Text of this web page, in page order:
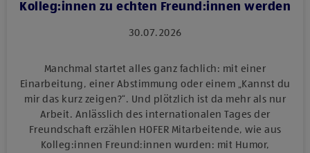
Kolleg:innen zu echten Freund:innen werden
30.07.2026
Manchmal startet alles ganz fachlich: mit einer
Einarbeitung, einer Abstimmung oder einem „Kannst du
mir das kurz zeigen?“. Und plötzlich ist da mehr als nur
Arbeit. Anlässlich des internationalen Tages der
Freundschaft erzählen HOFER Mitarbeitende, wie aus
Kolleg:innen Freund:innen wurden: mit Humor,